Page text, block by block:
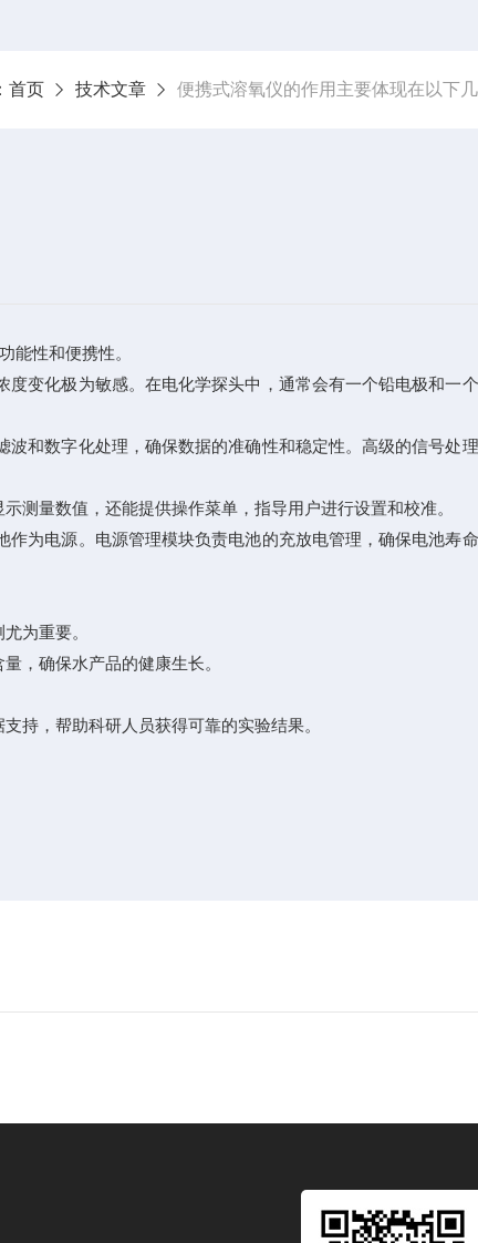
首页 技术文章 便携式溶氧仪的作用主要体现在以下
性和便携性。
变化极为敏感。在电化学探头中，通常会有一个铅电极和一
和数字化处理，确保数据的准确性和稳定性。高级的信号处
量数值，还能提供操作菜单，指导用户进行设置和校准。
为电源。电源管理模块负责电池的充放电管理，确保电池寿
为重要。
，确保水产品的健康生长。
，帮助科研人员获得可靠的实验结果。